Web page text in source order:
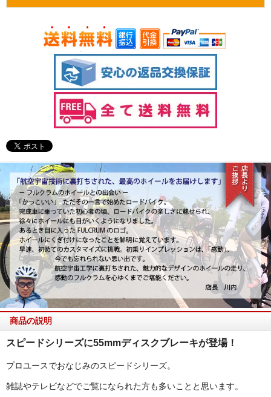
商品の説明
スピードシリーズに55mmディスクブレーキが登場！
プロユースでおなじみのスピードシリーズ。
雑誌やテレビなどでご覧になられた方も多いことと思います。